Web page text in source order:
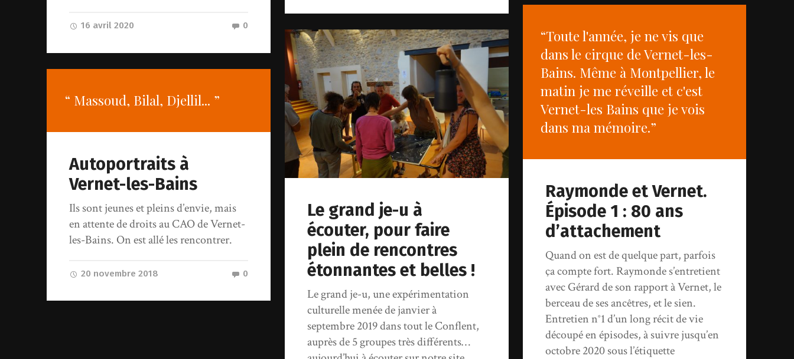
16 avril 2020 0
“Toute l'année, je ne vis que
dans le cirque de Vernet-les-
Bains. Même à Montpellier, le
matin je me réveille et c'est
Vernet-les Bains que je vois
dans ma mémoire.”
Raymonde et Vernet.
Épisode 1 : 80 ans
d’attachement
Quand on est de quelque part, parfois
ça compte fort. Raymonde s’entretient
avec Gérard de son rapport à Vernet, le
berceau de ses ancêtres, et le sien.
Entretien n°1 d’un long récit de vie
découpé en épisodes, à suivre jusqu’en
octobre 2020 sous l’étiquette
Le grand je-u à
écouter, pour faire
plein de rencontres
étonnantes et belles !
Le grand je-u, une expérimentation
culturelle menée de janvier à
septembre 2019 dans tout le Conflent,
auprès de 5 groupes très différents…
“ Massoud, Bilal, Djellil... ”
Autoportraits à
Vernet-les-Bains
Ils sont jeunes et pleins d’envie, mais
en attente de droits au CAO de Vernet-
les-Bains. On est allé les rencontrer.
20 novembre 2018 0